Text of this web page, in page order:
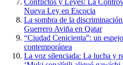
Conflictos y Leyes: La
Nueva Ley en Escocia
La sombra de la
Guerrero Aviña en Qatar
“Ciudad Cenicienta”: un
contemporánea
La voz silenciada: La lucha y